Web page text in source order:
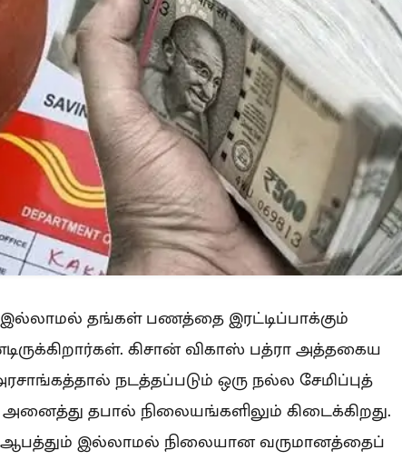
தங்கள் பணத்தை இரட்டிப்பாக்கும்
கிசான் விகாஸ் பத்ரா அத்தகைய
நடத்தப்படும் ஒரு நல்ல சேமிப்புத்
அனைத்து தபால் நிலையங்களிலும் கிடைக்கிறது.
இல்லாமல் நிலையான வருமானத்தைப்